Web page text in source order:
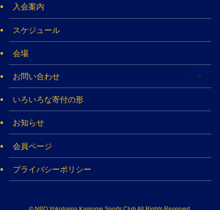
入会案内
スケジュール
会場
お問い合わせ
いろいろな寄付の形
お知らせ
会員ページ
プライバシーポリシー